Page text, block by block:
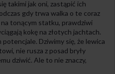
takimi jak oni, zastąpić ich
gdy trwa walka o te coraz
tonącym statku, prawdziwi
kokę na złotych jachtach.
Dziwimy się, że lewica
nie rusza z posad bryły
dziwić. Ale to nie znaczy,